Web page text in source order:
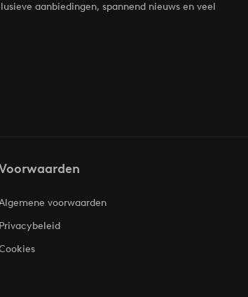
aanbiedingen, spannend nieuws en veel
voorwaarden
Privacybeleid